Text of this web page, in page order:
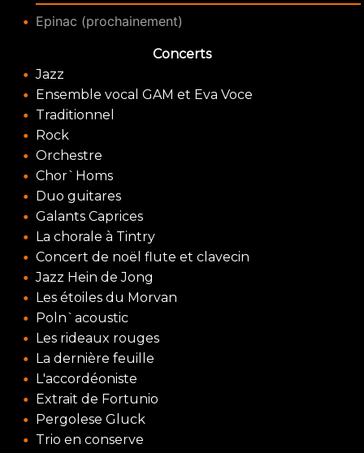
Epinac (prochainement)
Concerts
Jazz
Ensemble vocal GAM et Eva Voce
Traditionnel
Rock
Orchestre
Chor`Homs
Duo guitares
Galants Caprices
La chorale à Tintry
Concert de noël flute et clavecin
Jazz Hein de Jong
Les étoiles du Morvan
Poln`acoustic
Les rideaux rouges
La dernière feuille
L'accordéoniste
Extrait de Fortunio
Pergolese Gluck
Trio en conserve